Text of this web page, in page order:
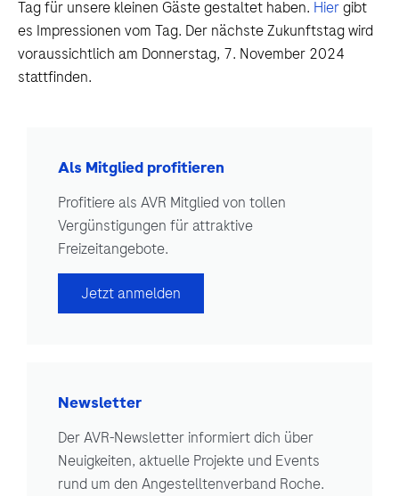
Tag für unsere kleinen Gäste gestaltet haben. Hiergibt
es Impressionen vom Tag. Der nächste Zukunftstag wird
voraussichtlich am Donnerstag, 7. November 2024
stattfinden.
Als Mitglied profitieren
Profitiere als AVR Mitglied von tollen
Vergünstigungen für attraktive
Freizeitangebote.
Jetzt anmelden
Newsletter
Der AVR-Newsletter informiert dich über
Neuigkeiten, aktuelle Projekte und Events
rund um den Angestelltenverband Roche.